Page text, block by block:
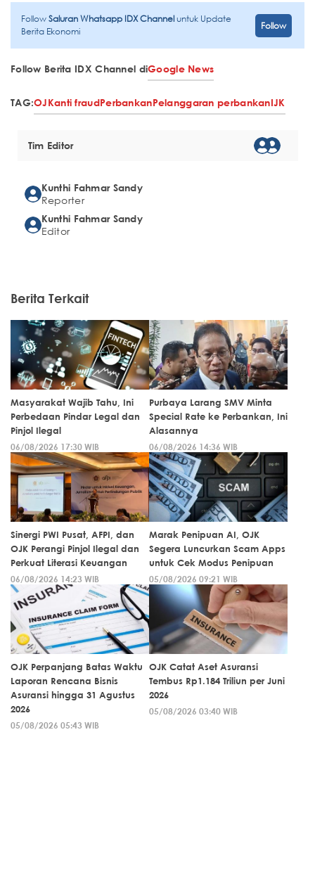
FollowSaluran Whatsapp IDX Channeluntuk Update
Berita Ekonomi
Follow
Follow Berita IDX Channel diGoogle News
TAG:OJKanti fraudPerbankanPelanggaran perbankanIJK
Tim Editor
Kunthi Fahmar Sandy
Reporter
Kunthi Fahmar Sandy
Editor
Berita Terkait
Masyarakat Wajib Tahu, Ini
Perbedaan Pindar Legal dan
Pinjol Ilegal
06/08/2026 17:30 WIB
Purbaya Larang SMV Minta
Special Rate ke Perbankan, Ini
Alasannya
06/08/2026 14:36 WIB
Sinergi PWI Pusat, AFPI, dan
OJK Perangi Pinjol Ilegal dan
Perkuat Literasi Keuangan
06/08/2026 14:23 WIB
Marak Penipuan AI, OJK
Segera Luncurkan Scam Apps
untuk Cek Modus Penipuan
05/08/2026 09:21 WIB
OJK Perpanjang Batas Waktu
Laporan Rencana Bisnis
Asuransi hingga 31 Agustus
2026
05/08/2026 05:43 WIB
OJK Catat Aset Asuransi
Tembus Rp1.184 Triliun per Juni
2026
05/08/2026 03:40 WIB